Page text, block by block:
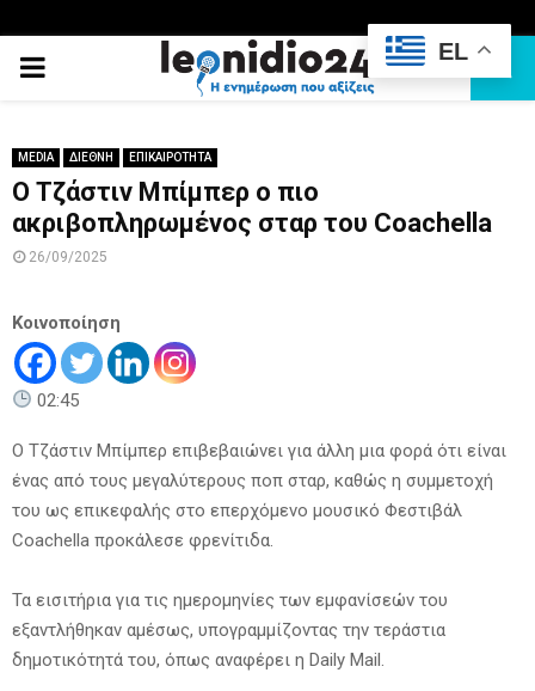
PRIMARY
MEDIA ΔΙΕΘΝΗ ΕΠΙΚΑΙΡΟΤΗΤΑ
Ο Τζάστιν Μπίμπερ ο πιο
ακριβοπληρωμένος σταρ του Coachella
26/09/2025
Κοινοποίηση
02:45
Ο Τζάστιν Μπίμπερ επιβεβαιώνει για άλλη μια φορά ότι είναι
ένας από τους μεγαλύτερους ποπ σταρ, καθώς η συμμετοχή
του ως επικεφαλής στο επερχόμενο μουσικό Φεστιβάλ
Coachella προκάλεσε φρενίτιδα.
Τα εισιτήρια για τις ημερομηνίες των εμφανίσεών του
εξαντλήθηκαν αμέσως, υπογραμμίζοντας την τεράστια
δημοτικότητά του, όπως αναφέρει η Daily Mail.
EL